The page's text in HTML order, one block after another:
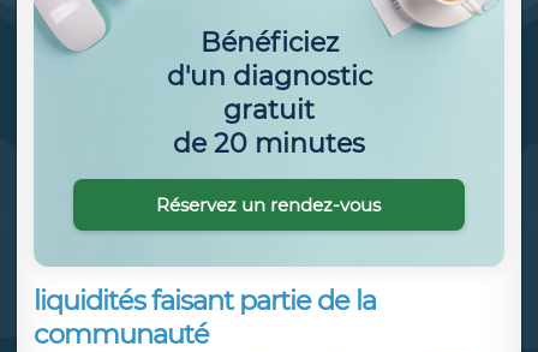
liquidités faisant partie de la
communauté
Bénéficiez
d'un diagnostic
gratuit
de 20 minutes
Réservez un rendez-vous